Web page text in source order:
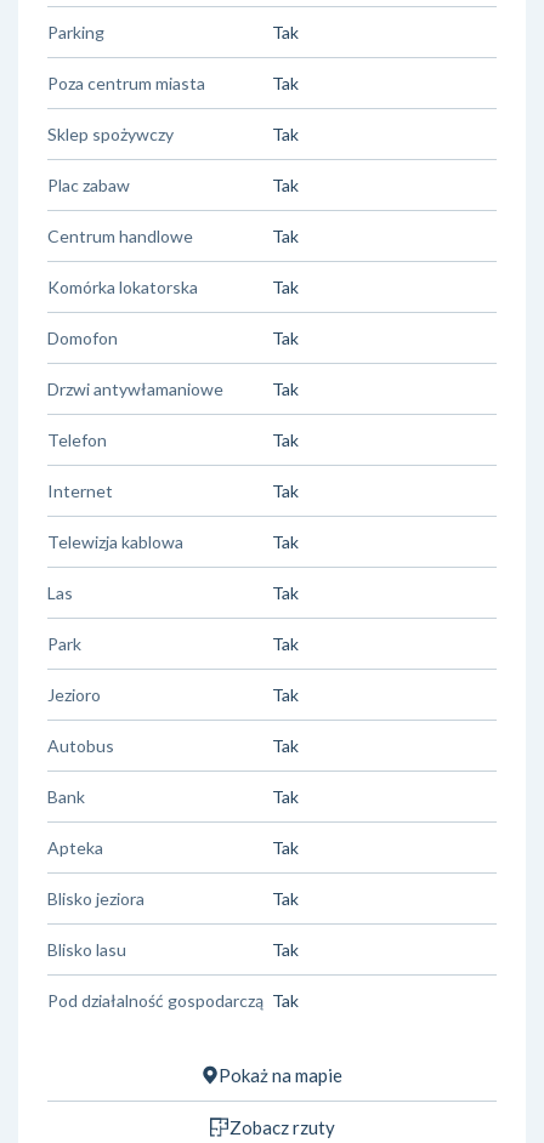
Parking Tak
Poza centrum miasta Tak
Sklep spożywczy Tak
Plac zabaw Tak
Centrum handlowe Tak
Komórka lokatorska Tak
Domofon Tak
Drzwi antywłamaniowe Tak
Telefon Tak
Internet Tak
Telewizja kablowa Tak
Las Tak
Park Tak
Jezioro Tak
Autobus Tak
Bank Tak
Apteka Tak
Blisko jeziora Tak
Blisko lasu Tak
Pod działalność gospodarczą Tak
Pokaż na mapie
Zobacz rzuty